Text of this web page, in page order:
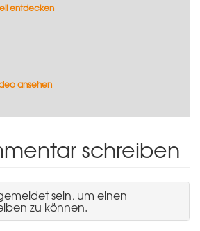
entdecken
ansehen
schreiben
sein, um einen
zu können.